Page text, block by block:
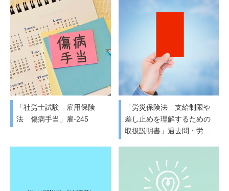
「社労士試験 雇用保険
法 傷病手当」雇-245
「労災保険法 支給制限や
差し止めを理解するための
取扱説明書」過去問・労…